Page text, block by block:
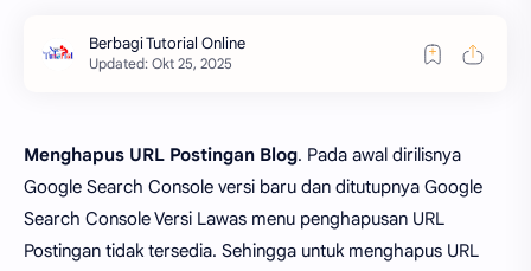
Menghapus URL Postingan Blog. Pada awal dirilisnya
Google Search Console versi baru dan ditutupnya Google
Search Console Versi Lawas menu penghapusan URL
Postingan tidak tersedia. Sehingga untuk menghapus URL